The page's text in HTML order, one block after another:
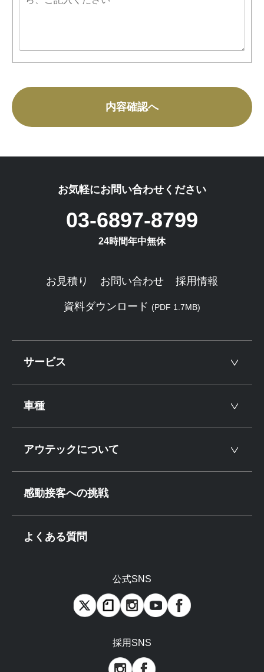
お気軽にお問い合わせください
03-6897-8799
24時間年中無休
お見積り お問い合わせ 採用情報
資料ダウンロード (PDF 1.7MB)
サービス
車種
アウテックについて
感動接客への挑戦
よくある質問
公式SNS
採用SNS